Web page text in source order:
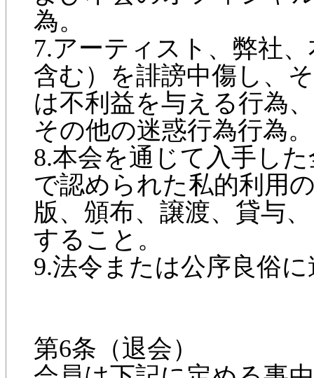
為。
7.アーティスト、弊社
含む）を誹謗中傷し、
は不利益を与える行為
その他の迷惑行為行為。
8.本会を通じて入手し
で認められた私的利用
版、頒布、譲渡、貸与
すること。
9.法令または公序良俗
第6条（退会）